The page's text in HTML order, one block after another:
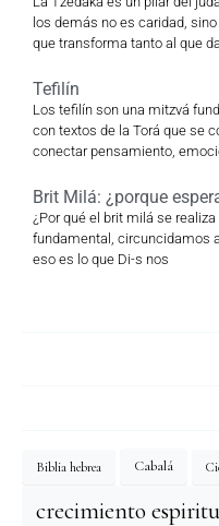
los demás no es caridad,
que transforma tanto al que
Tefilín
Los tefilín son una mitzvá
con textos de la Torá que se
conectar pensamiento,
Brit Milá: ¿porque
¿Por qué el brit milá se
fundamental, circuncidamos
eso es lo que Di-s nos
Biblia hebrea Cabalá
crecimiento